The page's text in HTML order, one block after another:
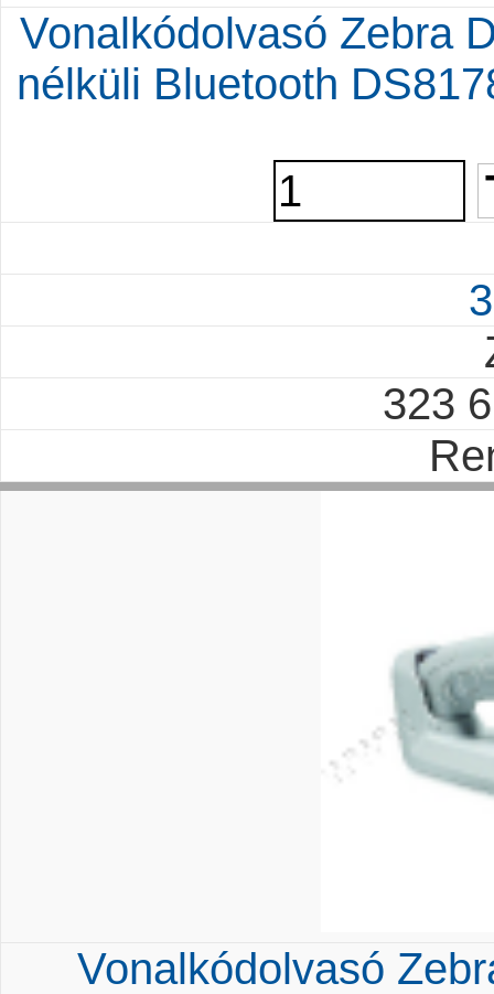
Vonalkódolvasó Zebra
nélküli Bluetooth
323
Vonalkódolvasó